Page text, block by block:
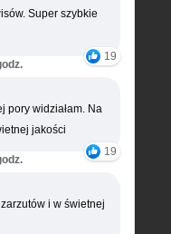
Super szybkie
19
pory widziałam. Na
jakości
19
i w świetnej